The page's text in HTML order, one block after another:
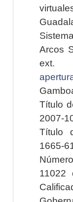
Arcos
Título
2007-
Título
1665-
11022